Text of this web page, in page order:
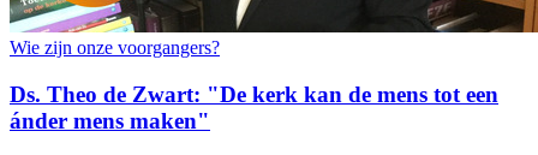
Wie zijn onze voorgangers?
Ds. Theo de Zwart: "De kerk kan de mens tot een
ánder mens maken"